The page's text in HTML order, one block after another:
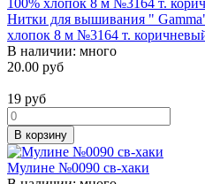
Нитки для вышивания "
хлопок 8 м №3164 т.
В наличии: много
20.00 руб
19 руб
В корзину
Мулине №0090 св-хаки